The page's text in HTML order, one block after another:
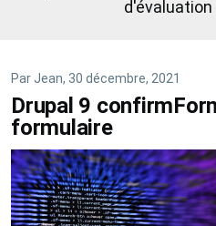
d'évaluation
Par Jean, 30 décembre, 2021
Drupal 9
formulaire